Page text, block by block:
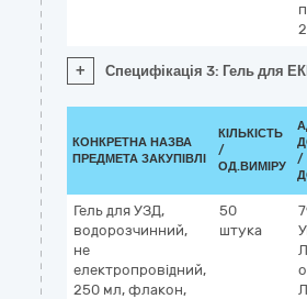
+ Специфікація 3: Гель для
КОНКРЕТНА НАЗВА
ПРЕДМЕТА ЗАКУПІВЛІ
КІЛЬКІСТЬ
/
ОД.ВИМІРУ
/
Гель для УЗД,
водорозчинний,
не
електропровідний,
250 мл, флакон,
50
штука